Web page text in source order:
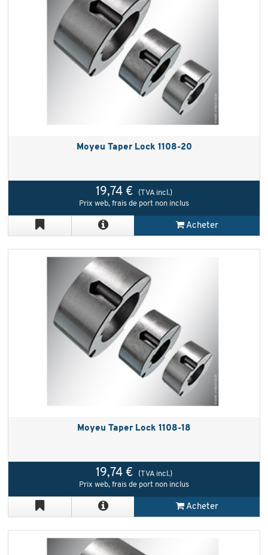
Moyeu Taper Lock 1108-20
19,74 €
(TVA incl.)
Prix web, frais de port non inclus
Acheter
Moyeu Taper Lock 1108-18
19,74 €
(TVA incl.)
Prix web, frais de port non inclus
Acheter